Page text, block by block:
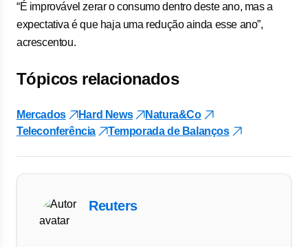
“É improvável zerar o consumo dentro deste ano, mas a
expectativa é que haja uma redução ainda esse ano”,
acrescentou.
Tópicos relacionados
Mercados Hard News
Natura&Co
Teleconferência
Temporada de Balanços
Reuters